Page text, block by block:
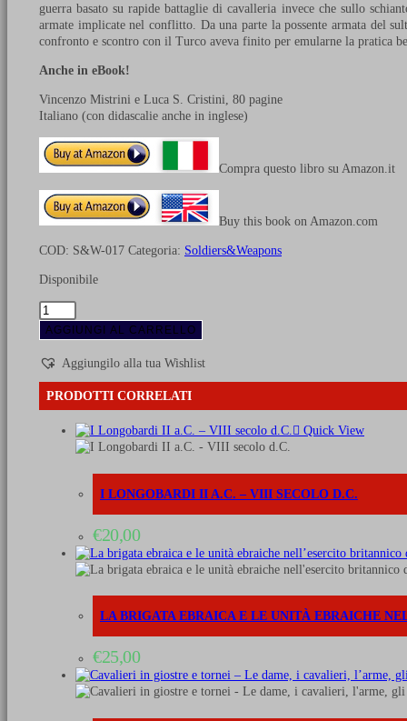
guerra basato su rapide battaglie di cavalleria invece che sullo
armate implicate nel conflitto. Da una parte la possente armata del
confronto e scontro con il Turco aveva finito per emularne la pratica
Anche in eBook!
Vincenzo Mistrini e Luca S. Cristini, 80 pagine
Italiano (con didascalie anche in inglese)
Compra questo libro su Amazon.it
Buy this book on Amazon.com
COD: S&W-017 Categoria: Soldiers&Weapons
Disponibile
Guerre
Polacco-
Ottomane
1593-
1699
AGGIUNGI AL CARRELLO
Aggiungilo alla tua Wishlist
PRODOTTI CORRELATI
Quick View
I LONGOBARDI II A.C. – VIII SECOLO D.C.
€20,00
LA BRIGATA EBRAICA E LE UNITÀ EBRAICHE
€25,00